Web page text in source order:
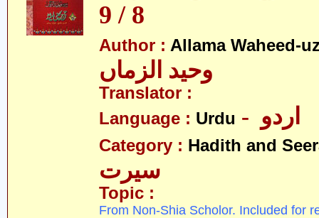
8 / 9
Author : Allama Waheed-
وحید الزماں
Translator :
Language : Urdu
Category : Hadith and
سیرت
Topic :
From Non-Shia Scholor. Included for